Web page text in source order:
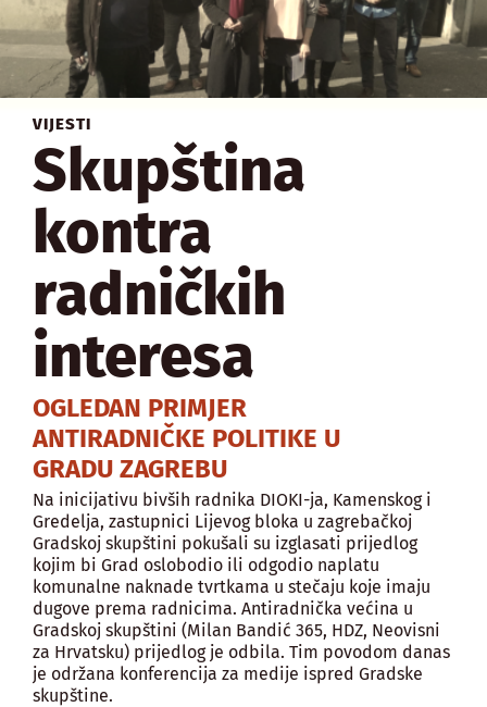
VIJESTI
Skupština
kontra
radničkih
interesa
OGLEDAN PRIMJER
ANTIRADNIČKE POLITIKE U
GRADU ZAGREBU
Na inicijativu bivših radnika DIOKI-ja, Kamenskog i
Gredelja, zastupnici Lijevog bloka u zagrebačkoj
Gradskoj skupštini pokušali su izglasati prijedlog
kojim bi Grad oslobodio ili odgodio naplatu
komunalne naknade tvrtkama u stečaju koje imaju
dugove prema radnicima. Antiradnička većina u
Gradskoj skupštini (Milan Bandić 365, HDZ, Neovisni
za Hrvatsku) prijedlog je odbila. Tim povodom danas
je održana konferencija za medije ispred Gradske
skupštine.